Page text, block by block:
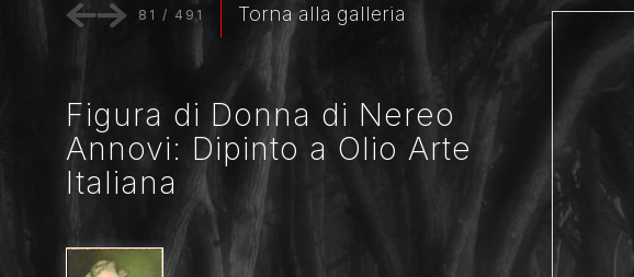
81 / 491 Torna alla galleria
Figura di Donna di Nereo
Annovi: Dipinto a Olio Arte
Italiana